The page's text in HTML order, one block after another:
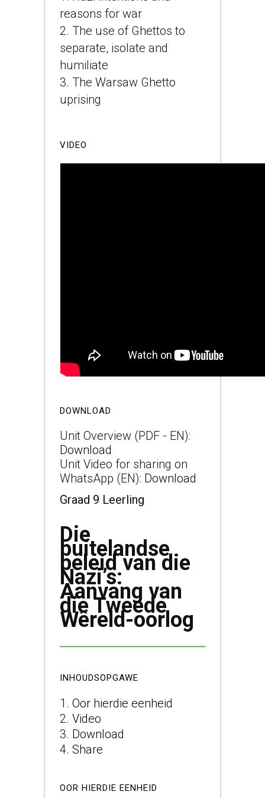
reasons for war
2. The use of Ghettos to
separate, isolate and
humiliate
3. The Warsaw Ghetto
uprising
VIDEO
DOWNLOAD
Unit Overview (PDF - EN):
Download
Unit Video for sharing on
WhatsApp (EN): Download
Graad 9 Leerling
Die
buitelandse
beleid van die
Nazi’s:
Aanvang van
die Tweede
Wêreld-oorlog
INHOUDSOPGAWE
Oor hierdie eenheid
Video
Download
Share
OOR HIERDIE EENHEID